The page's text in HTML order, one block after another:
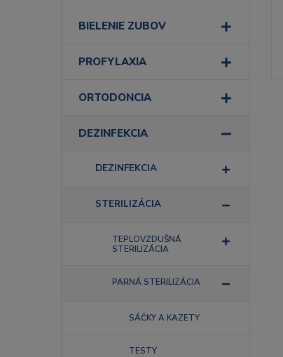
BIELENIE ZUBOV
PROFYLAXIA
ORTODONCIA
DEZINFEKCIA
DEZINFEKCIA
STERILIZÁCIA
TEPLOVZDUŠNÁ
STERILIZÁCIA
PARNÁ STERILIZÁCIA
SÁČKY A KAZETY
TESTY